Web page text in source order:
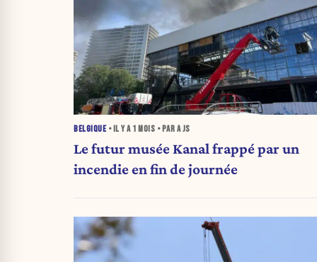
BELGIQUE • IL Y A 1 MOIS • PAR A JS
Le futur musée Kanal frappé par un
incendie en fin de journée